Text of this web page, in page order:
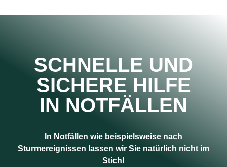
SCHNELLE UND
SICHERE HILFE
IN NOTFÄLLEN
In Notfällen wie beispielsweise nach
Sturmereignissen lassen wir Sie natürlich nicht im
Stich!